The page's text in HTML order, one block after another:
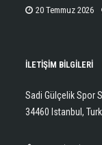
20 Temmuz 2026
İLETİŞİM BİLGİLERİ
Sadi Gülçelik Spor
34460 Istanbul,